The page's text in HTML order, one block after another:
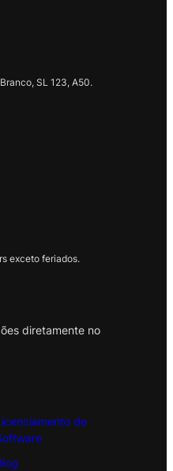
SL 123, A50.
exceto feriados.
diretamente no
de